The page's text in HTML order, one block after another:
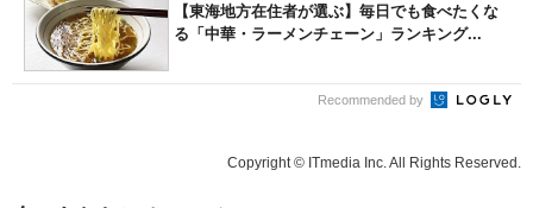
【東海地方在住者が選ぶ】毎日でも食べたくな
る「中華・ラーメンチェーン」ランキング...
Recommended by
Copyright © ITmedia Inc. All Rights Reserved.